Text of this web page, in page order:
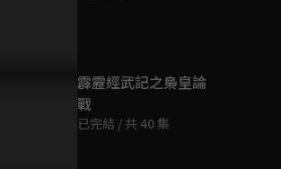
霹靂經武記之梟皇論
戰
已完結 / 共 40 集